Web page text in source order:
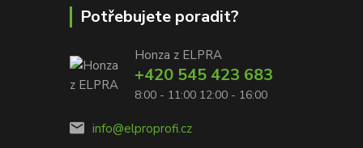
Potřebujete poradit?
Honza z ELPRA
+420 545 423 683
8:00 - 11:00 12:00 - 16:00
info@elproprofi.cz